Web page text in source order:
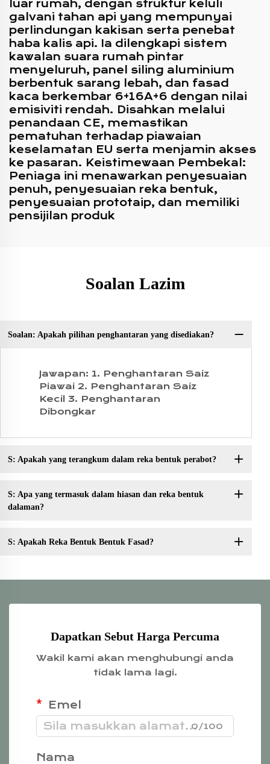
luar rumah, dengan struktur keluli
galvani tahan api yang mempunyai
perlindungan kakisan serta penebat
haba kalis api. Ia dilengkapi sistem
kawalan suara rumah pintar
menyeluruh, panel siling aluminium
berbentuk sarang lebah, dan fasad
kaca berkembar 6+16A+6 dengan nilai
emisiviti rendah. Disahkan melalui
penandaan CE, memastikan
pematuhan terhadap piawaian
keselamatan EU serta menjamin akses
ke pasaran. Keistimewaan Pembekal:
Peniaga ini menawarkan penyesuaian
penuh, penyesuaian reka bentuk,
penyesuaian prototaip, dan memiliki
pensijilan produk
Soalan Lazim
Soalan: Apakah pilihan penghantaran yang disediakan?
Jawapan: 1. Penghantaran Saiz
Piawai 2. Penghantaran Saiz
Kecil 3. Penghantaran
Dibongkar
S: Apakah yang terangkum dalam reka bentuk perabot?
S: Apa yang termasuk dalam hiasan dan reka bentuk
dalaman?
S: Apakah Reka Bentuk Bentuk Fasad?
Dapatkan Sebut Harga Percuma
Wakil kami akan menghubungi anda
tidak lama lagi.
Emel
0/100
Nama